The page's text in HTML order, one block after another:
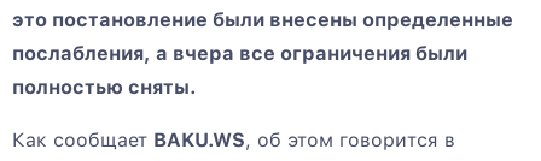
это постановление были внесены определенные
послабления, а вчера все ограничения были
полностью сняты.
Как сообщает BAKU.WS, об этом говорится в